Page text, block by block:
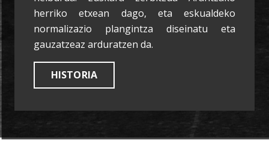
herriko etxean dago, eta eskualdeko
normalizazio plangintza diseinatu eta
gauzatzeaz arduratzen da.
HISTORIA